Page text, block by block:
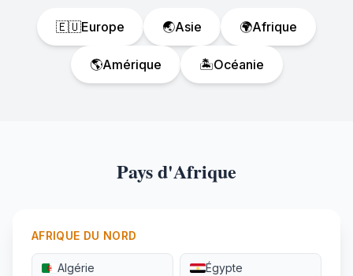
🇪🇺Europe 🌏Asie 🌍Afrique
🌎Amérique 🏝️Océanie
Pays d'Afrique
AFRIQUE DU NORD
Algérie Égypte